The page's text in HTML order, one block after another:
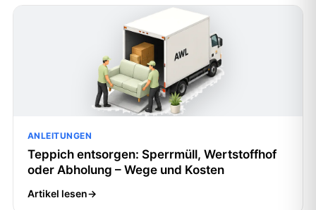
ANLEITUNGEN
Teppich entsorgen: Sperrmüll, Wertstoffhof
oder Abholung – Wege und Kosten
Artikel lesen→